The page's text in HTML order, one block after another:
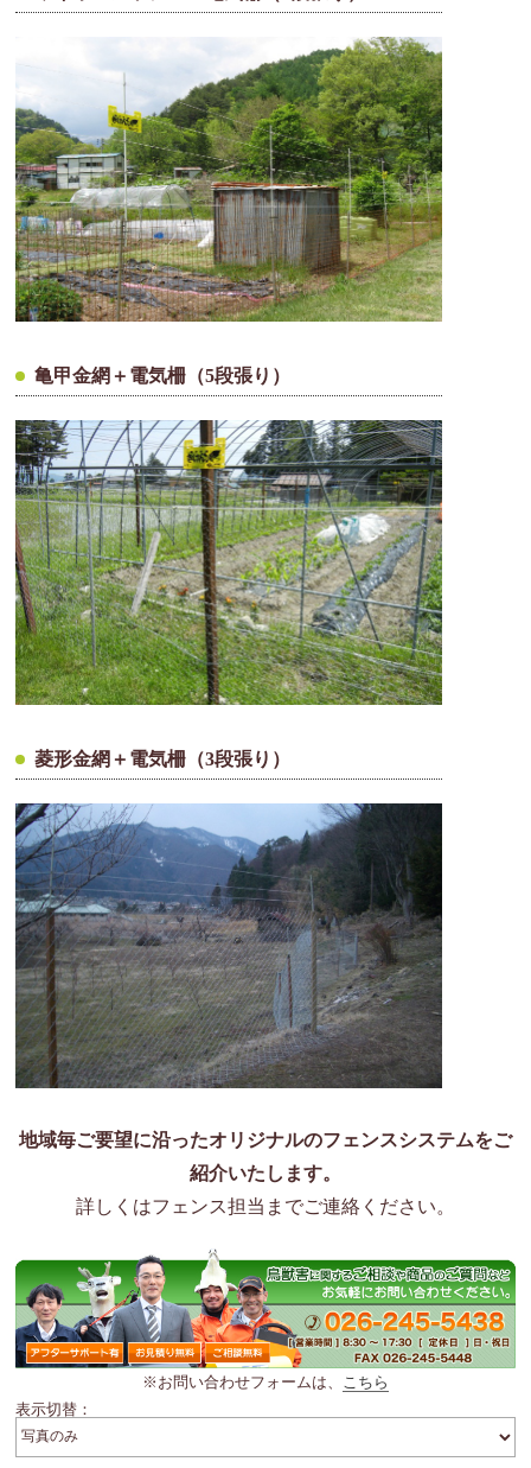
亀甲金網＋電気柵（5段張り）
菱形金網＋電気柵（3段張り）
地域毎ご要望に沿ったオリジナルのフェンスシステムをご
紹介いたします。
詳しくはフェンス担当までご連絡ください。
※お問い合わせフォームは、
こちら
表示切替：